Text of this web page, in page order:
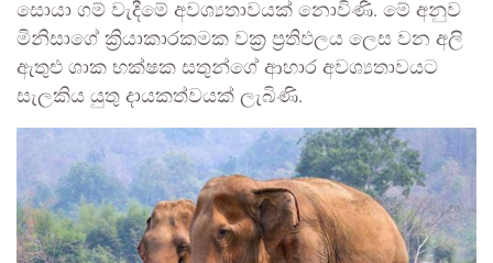
සොයා ගම් වැදීමේ අවශ්‍යතාවයක් නොවිණි. මේ අනුව
මිනිසාගේ ක්‍රියාකාරකමක වක්‍ර ප්‍රතිඵලය ලෙස වන අලි
ඇතුළු ශාක භක්ෂක සතුන්ගේ ආහාර අවශ්‍යතාවයට
සැලකිය යුතු දායකත්වයක් ලැබිණි.